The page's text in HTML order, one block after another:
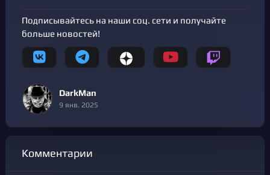
Подписывайтесь на наши соц. сети и получайте
больше новостей!
DarkMan
9 янв. 2025
Комментарии